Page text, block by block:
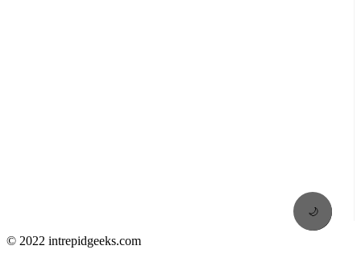
🌙
© 2022 intrepidgeeks.com